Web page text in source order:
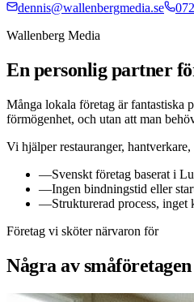
dennis@wallenbergmedia.se
Wallenberg Media
En personlig partner
Många lokala företag är fantastiska
förmögenhet, och utan att man
Vi hjälper restauranger,
—Svenskt företag baserat i
—Ingen bindningstid eller
—Strukturerad process, inget
Företag vi sköter närvaron för
Några av